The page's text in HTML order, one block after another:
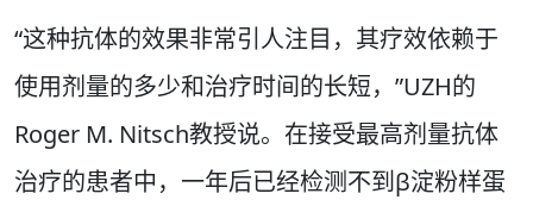
“这种抗体的效果非常引人注目，其疗效依赖于
使用剂量的多少和治疗时间的长短，”UZH的
Roger M. Nitsch教授说。在接受最高剂量抗体
治疗的患者中，一年后已经检测不到β淀粉样蛋